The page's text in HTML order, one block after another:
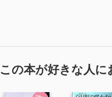
この本が好きな人に